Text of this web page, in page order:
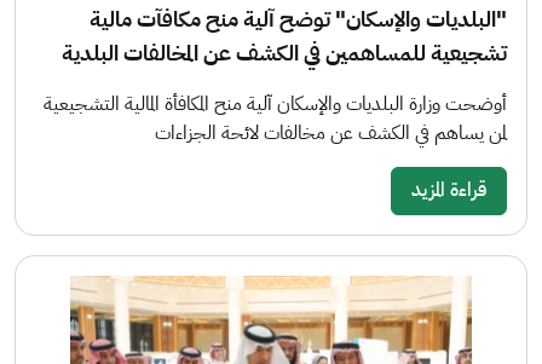
"البلديات والإسكان" توضح آلية منح مكافآت مالية
تشجيعية للمساهمين في الكشف عن المخالفات البلدية
أوضحت وزارة البلديات والإسكان آلية منح المكافأة المالية التشجيعية
لمن يساهم في الكشف عن مخالفات لائحة الجزاءات
قراءة المزيد